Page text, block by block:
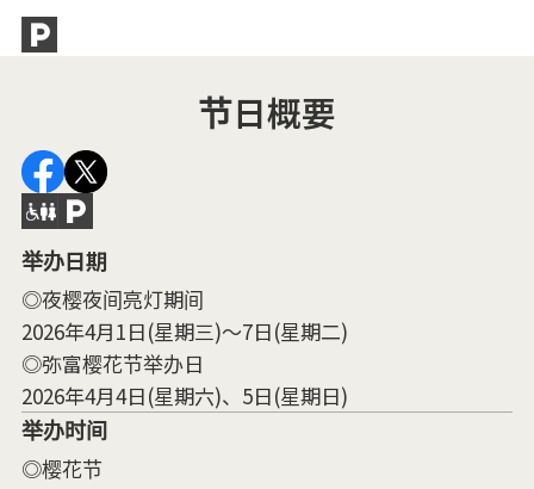
节日概要
举办日期
◎夜樱夜间亮灯期间
2026年4月1日(星期三)～7日(星期二)
◎弥富樱花节举办日
2026年4月4日(星期六)、5日(星期日)
举办时间
◎樱花节